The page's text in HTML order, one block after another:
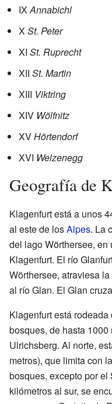
IX Annabichl
X St. Peter
XI St. Ruprecht
XII St. Martin
XIII Viktring
XIV Wölfnitz
XVHörtendorf
XVI Welzenegg
Geografía de
Klagenfurt está a unos
al este de losAlpes. La
del lago Wörthersee,
Klagenfurt. El río
Wörthersee, atraviesa
al río Glan. El Glan
Klagenfurt está
bosques, de hasta
Ulrichsberg. Al norte,
metros), que limita con
bosques, excepto por
kilómetros al sur, se